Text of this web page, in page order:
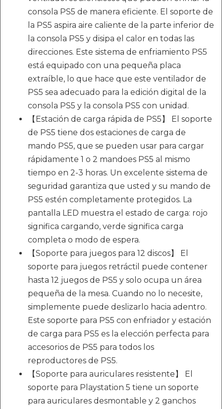
consola PS5 de manera eficiente. El soporte de
la PS5 aspira aire caliente de la parte inferior de
la consola PS5 y disipa el calor en todas las
direcciones. Este sistema de enfriamiento PS5
está equipado con una pequeña placa
extraíble, lo que hace que este ventilador de
PS5 sea adecuado para la edición digital de la
consola PS5 y la consola PS5 con unidad.
【Estación de carga rápida de PS5】 El soporte
de PS5 tiene dos estaciones de carga de
mando PS5, que se pueden usar para cargar
rápidamente 1 o 2 mandoes PS5 al mismo
tiempo en 2-3 horas. Un excelente sistema de
seguridad garantiza que usted y su mando de
PS5 estén completamente protegidos. La
pantalla LED muestra el estado de carga: rojo
significa cargando, verde significa carga
completa o modo de espera.
【Soporte para juegos para 12 discos】 El
soporte para juegos retráctil puede contener
hasta 12 juegos de PS5 y solo ocupa un área
pequeña de la mesa. Cuando no lo necesite,
simplemente puede deslizarlo hacia adentro.
Este soporte para PS5 con enfriador y estación
de carga para PS5 es la elección perfecta para
accesorios de PS5 para todos los
reproductores de PS5.
【Soporte para auriculares resistente】 El
soporte para Playstation 5 tiene un soporte
para auriculares desmontable y 2 ganchos